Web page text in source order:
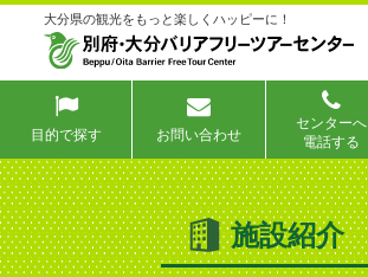
大分県の観光をもっと楽しくハッピーに！
目的で探す お問い合わせ
センターへ
電話する
施設紹介